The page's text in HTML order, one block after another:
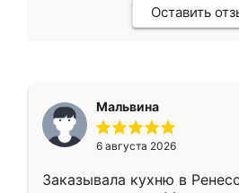
Оставить
Мальвина
6 августа 2026
Заказывала кухню в